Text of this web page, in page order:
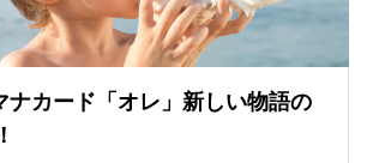
ナカード「オレ」新しい物語の